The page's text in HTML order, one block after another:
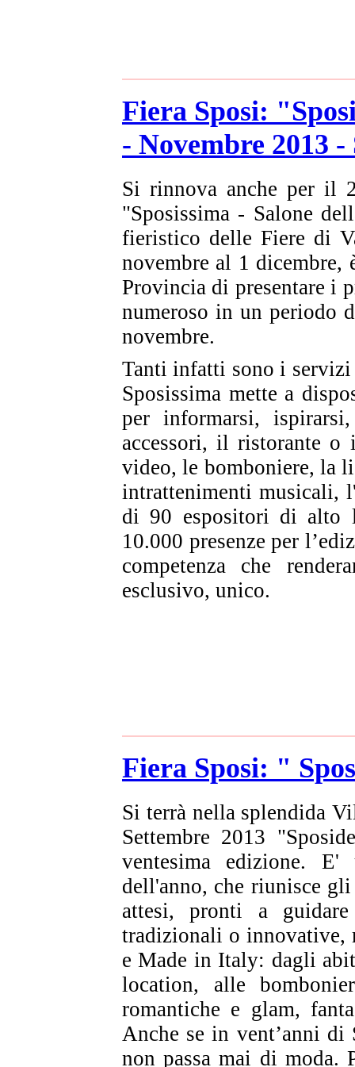
Fiera Sposi:
- Novembre 2013 -
Si rinnova anche per il
"Sposissima - Salone
fieristico delle Fiere di
novembre al 1 dicembre,
Provincia di presentare i
numeroso in un periodo
novembre.
Tanti infatti sono i servizi
Sposissima mette a
per informarsi,
accessori, il ristorante
video, le bomboniere, la
intrattenimenti musicali,
di 90 espositori di
10.000 presenze per
competenza che
esclusivo, unico.
Fiera Sposi: "
Si terrà nella splendida
Settembre 2013
ventesima edizione.
dell'anno, che riunisce
attesi, pronti a
tradizionali o innovative,
e Made in Italy: dagli
location, alle
romantiche e glam,
Anche se in vent’anni di
non passa mai di moda.